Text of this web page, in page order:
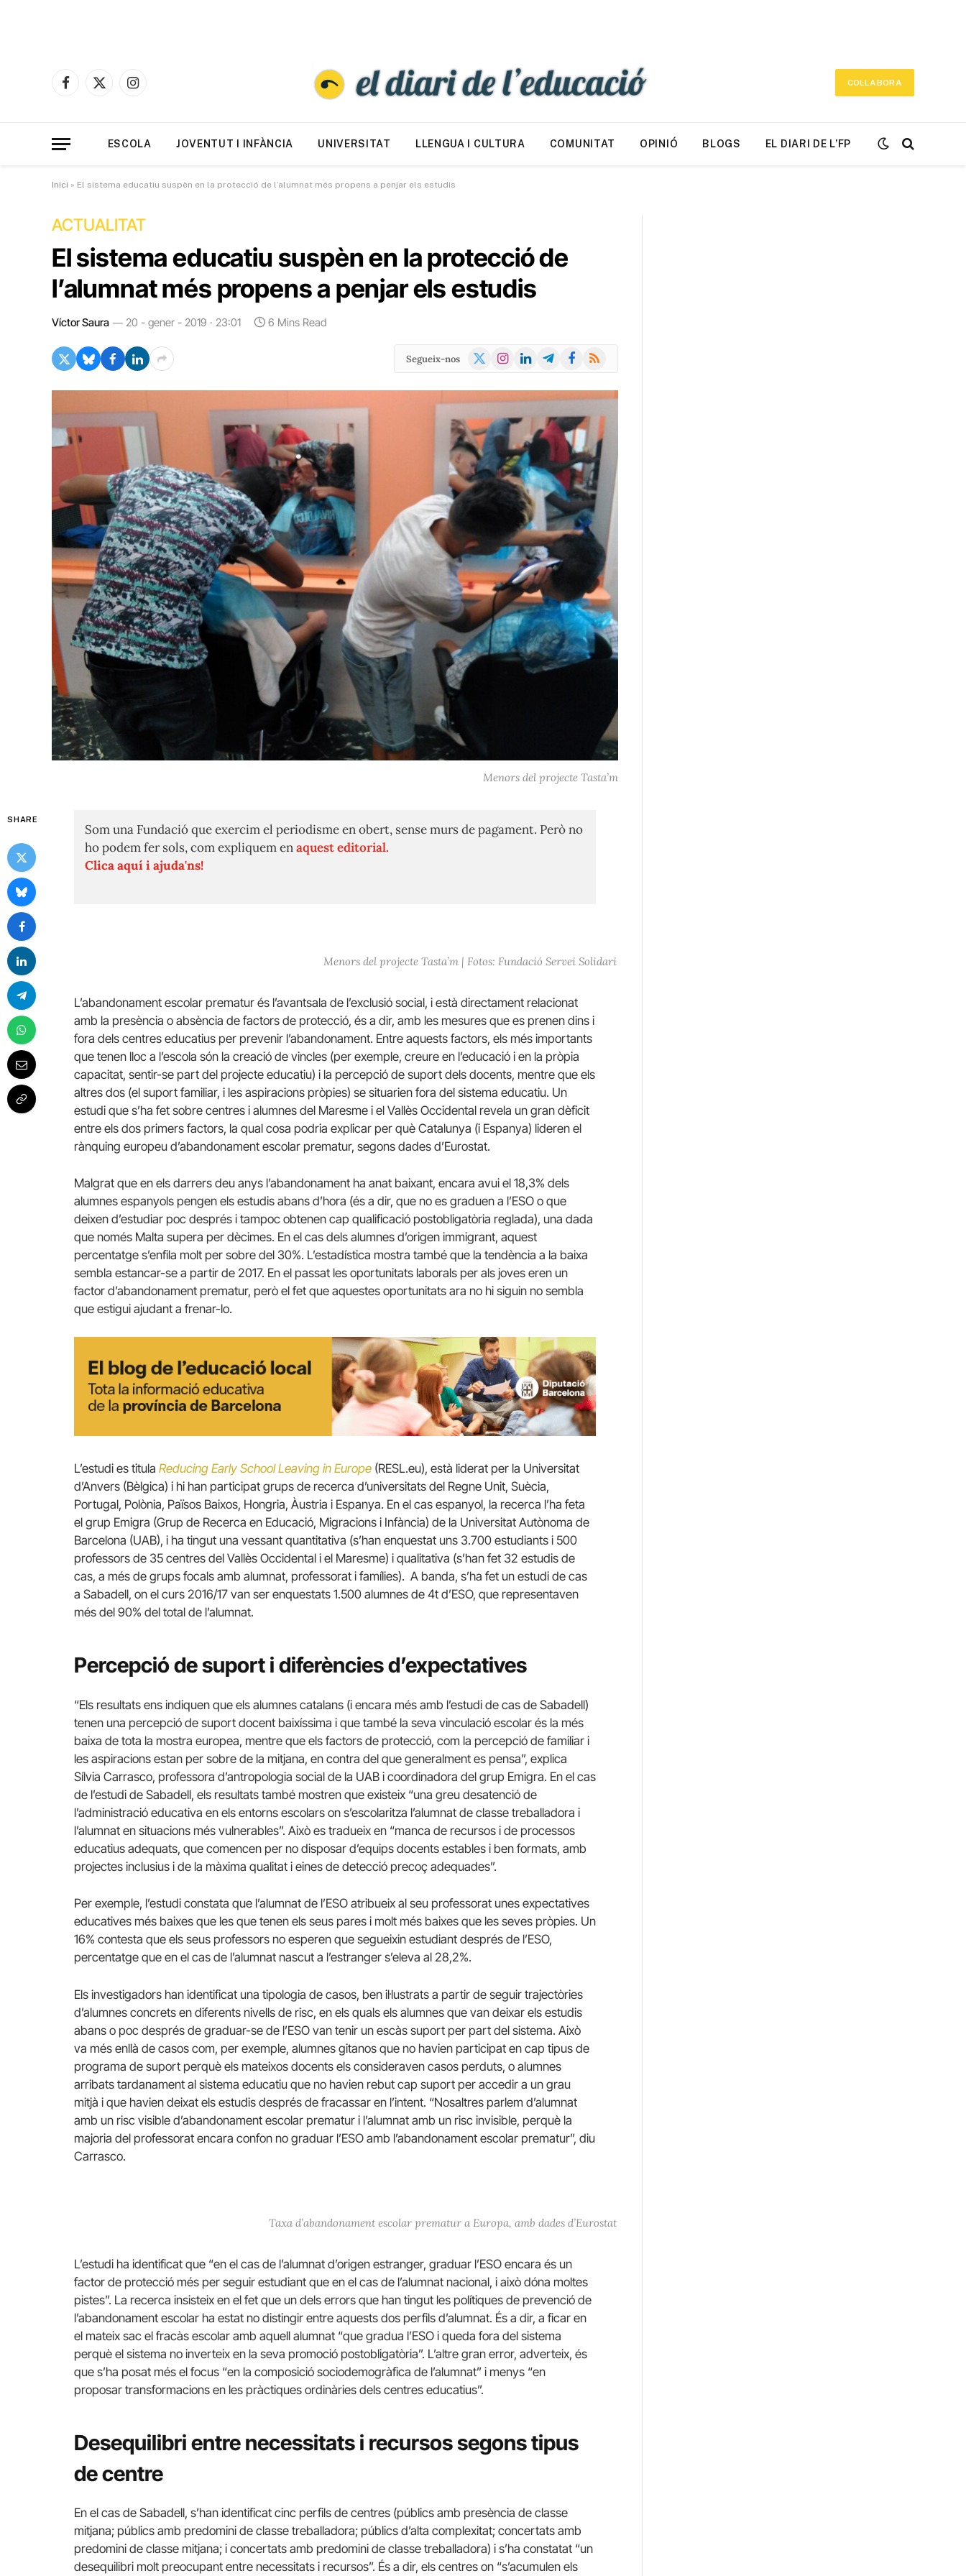
Facebook
X
Instagram
COL·LABORA
ESCOLA JOVENTUT I INFÀNCIA UNIVERSITAT LLENGUA I CULTURA COMUNITAT OPINIÓ BLOGS EL DIARI DE L’FP
Inici » El sistema educatiu suspèn en la protecció de l’alumnat més propens a penjar els estudis
ACTUALITAT
El sistema educatiu suspèn en la protecció de
l’alumnat més propens a penjar els estudis
Víctor Saura 20 - gener - 2019 · 23:01 6 Mins Read
Segueix-nos
X
Instagram
LinkedInTelegramFacebook
RSS
Menors del projecte Tasta’m
SHARE
Som una Fundació que exercim el periodisme en obert, sense murs de pagament. Però no
ho podem fer sols, com expliquem enaquest editorial.
Clica aquí i ajuda'ns!
Menors del projecte Tasta’m | Fotos: Fundació Servei Solidari
L’abandonament escolar prematur és l’avantsala de l’exclusió social, i està directament relacionat
amb la presència o absència de factors de protecció, és a dir, amb les mesures que es prenen dins i
fora dels centres educatius per prevenir l’abandonament. Entre aquests factors, els més importants
que tenen lloc a l’escola són la creació de vincles (per exemple, creure en l’educació i en la pròpia
capacitat, sentir-se part del projecte educatiu) i la percepció de suport dels docents, mentre que els
altres dos (el suport familiar, i les aspiracions pròpies) se situarien fora del sistema educatiu. Un
estudi que s’ha fet sobre centres i alumnes del Maresme i el Vallès Occidental revela un gran dèficit
entre els dos primers factors, la qual cosa podria explicar per què Catalunya (i Espanya) lideren el
rànquing europeu d’abandonament escolar prematur, segons dades d’Eurostat.
Malgrat que en els darrers deu anys l’abandonament ha anat baixant, encara avui el 18,3% dels
alumnes espanyols pengen els estudis abans d’hora (és a dir, que no es graduen a l’ESO o que
deixen d’estudiar poc després i tampoc obtenen cap qualificació postobligatòria reglada), una dada
que només Malta supera per dècimes. En el cas dels alumnes d’origen immigrant, aquest
percentatge s’enfila molt per sobre del 30%. L’estadística mostra també que la tendència a la baixa
sembla estancar-se a partir de 2017. En el passat les oportunitats laborals per als joves eren un
factor d’abandonament prematur, però el fet que aquestes oportunitats ara no hi siguin no sembla
que estigui ajudant a frenar-lo.
L’estudi es titula Reducing Early School Leaving in Europe (RESL.eu), està liderat per la Universitat
d’Anvers (Bèlgica) i hi han participat grups de recerca d’universitats del Regne Unit, Suècia,
Portugal, Polònia, Països Baixos, Hongria, Àustria i Espanya. En el cas espanyol, la recerca l’ha feta
el grup Emigra (Grup de Recerca en Educació, Migracions i Infància) de la Universitat Autònoma de
Barcelona (UAB), i ha tingut una vessant quantitativa (s’han enquestat uns 3.700 estudiants i 500
professors de 35 centres del Vallès Occidental i el Maresme) i qualitativa (s’han fet 32 estudis de
cas, a més de grups focals amb alumnat, professorat i famílies). A banda, s’ha fet un estudi de cas
a Sabadell, on el curs 2016/17 van ser enquestats 1.500 alumnes de 4t d’ESO, que representaven
més del 90% del total de l’alumnat.
Percepció de suport i diferències d’expectatives
“Els resultats ens indiquen que els alumnes catalans (i encara més amb l’estudi de cas de Sabadell)
tenen una percepció de suport docent baixíssima i que també la seva vinculació escolar és la més
baixa de tota la mostra europea, mentre que els factors de protecció, com la percepció de familiar i
les aspiracions estan per sobre de la mitjana, en contra del que generalment es pensa”, explica
Sílvia Carrasco, professora d’antropologia social de la UAB i coordinadora del grup Emigra. En el cas
de l’estudi de Sabadell, els resultats també mostren que existeix “una greu desatenció de
l’administració educativa en els entorns escolars on s’escolaritza l’alumnat de classe treballadora i
l’alumnat en situacions més vulnerables”. Això es tradueix en “manca de recursos i de processos
educatius adequats, que comencen per no disposar d’equips docents estables i ben formats, amb
projectes inclusius i de la màxima qualitat i eines de detecció precoç adequades”.
Per exemple, l’estudi constata que l’alumnat de l’ESO atribueix al seu professorat unes expectatives
educatives més baixes que les que tenen els seus pares i molt més baixes que les seves pròpies. Un
16% contesta que els seus professors no esperen que segueixin estudiant després de l’ESO,
percentatge que en el cas de l’alumnat nascut a l’estranger s’eleva al 28,2%.
Els investigadors han identificat una tipologia de casos, ben il·lustrats a partir de seguir trajectòries
d’alumnes concrets en diferents nivells de risc, en els quals els alumnes que van deixar els estudis
abans o poc després de graduar-se de l’ESO van tenir un escàs suport per part del sistema. Això
va més enllà de casos com, per exemple, alumnes gitanos que no havien participat en cap tipus de
programa de suport perquè els mateixos docents els consideraven casos perduts, o alumnes
arribats tardanament al sistema educatiu que no havien rebut cap suport per accedir a un grau
mitjà i que havien deixat els estudis després de fracassar en l’intent. “Nosaltres parlem d’alumnat
amb un risc visible d’abandonament escolar prematur i l’alumnat amb un risc invisible, perquè la
majoria del professorat encara confon no graduar l’ESO amb l’abandonament escolar prematur”, diu
Carrasco.
Taxa d’abandonament escolar prematur a Europa, amb dades d’Eurostat
L’estudi ha identificat que “en el cas de l’alumnat d’origen estranger, graduar l’ESO encara és un
factor de protecció més per seguir estudiant que en el cas de l’alumnat nacional, i això dóna moltes
pistes”. La recerca insisteix en el fet que un dels errors que han tingut les polítiques de prevenció de
l’abandonament escolar ha estat no distingir entre aquests dos perfils d’alumnat. És a dir, a ficar en
el mateix sac el fracàs escolar amb aquell alumnat “que gradua l’ESO i queda fora del sistema
perquè el sistema no inverteix en la seva promoció postobligatòria”. L’altre gran error, adverteix, és
que s’ha posat més el focus “en la composició sociodemogràfica de l’alumnat” i menys “en
proposar transformacions en les pràctiques ordinàries dels centres educatius”.
Desequilibri entre necessitats i recursos segons tipus
de centre
En el cas de Sabadell, s’han identificat cinc perfils de centres (públics amb presència de classe
mitjana; públics amb predomini de classe treballadora; públics d’alta complexitat; concertats amb
predomini de classe mitjana; i concertats amb predomini de classe treballadora) i s’ha constatat “un
desequilibri molt preocupant entre necessitats i recursos”. És a dir, els centres on “s’acumulen els